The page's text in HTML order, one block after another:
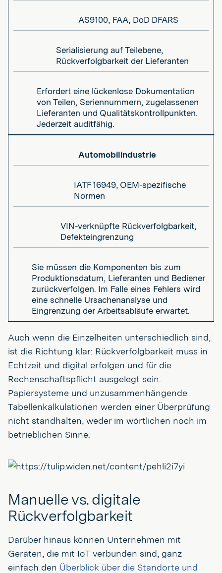
AS9100, FAA, DoD DFARS
Serialisierung auf Teilebene,
Rückverfolgbarkeit der Lieferanten
Erfordert eine lückenlose Dokumentation
von Teilen, Seriennummern, zugelassenen
Lieferanten und Qualitätskontrollpunkten.
Jederzeit auditfähig.
Automobilindustrie
IATF 16949, OEM-spezifische
Normen
VIN-verknüpfte Rückverfolgbarkeit,
Defekteingrenzung
Sie müssen die Komponenten bis zum
Produktionsdatum, Lieferanten und Bediener
zurückverfolgen. Im Falle eines Fehlers wird
eine schnelle Ursachenanalyse und
Eingrenzung der Arbeitsabläufe erwartet.
Auch wenn die Einzelheiten unterschiedlich sind,
ist die Richtung klar: Rückverfolgbarkeit muss in
Echtzeit und digital erfolgen und für die
Rechenschaftspflicht ausgelegt sein.
Papiersysteme und unzusammenhängende
Tabellenkalkulationen werden einer Überprüfung
nicht standhalten, weder im wörtlichen noch im
betrieblichen Sinne.
Manuelle vs. digitale
Rückverfolgbarkeit
Darüber hinaus können Unternehmen mit
Geräten, die mit IoT verbunden sind, ganz
einfach den Überblick über die Standorte und